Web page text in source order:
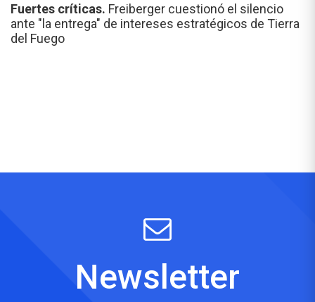
Fuertes críticas. Freiberger cuestionó el silencio
ante "la entrega" de intereses estratégicos de Tierra
del Fuego
Newsletter